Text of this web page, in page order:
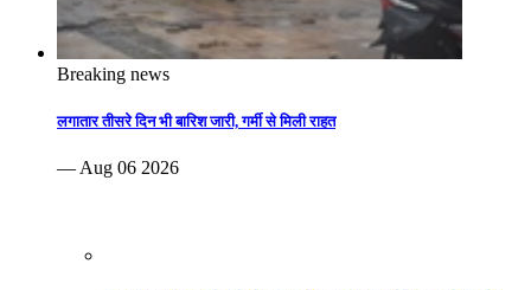
Breaking news
लगातार तीसरे दिन भी बारिश जारी, गर्मी से मिली राहत
— Aug 06 2026